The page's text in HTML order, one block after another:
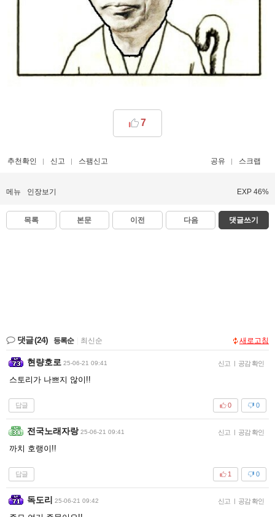
7
추천확인 신고 스팸신고 공유 스크랩
메뉴 인장보기 EXP 46%
목록 본문 이전 다음 댓글쓰기
댓글(24) 등록순 최신순 새로고침
현량호로 25-06-21 09:41 신고 | 공감 확인
스토리가 나쁘지 않이!!
답글 0
0
전국노래자랑 25-06-21 09:41 신고 | 공감 확인
까치 호랭이!!
답글 0
1
독도리 25-06-21 09:42 신고 | 공감 확인